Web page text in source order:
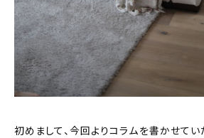
初めまして、今回よりコラムを書かせてい